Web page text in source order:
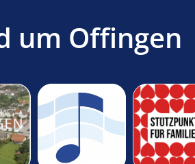
um Offingen